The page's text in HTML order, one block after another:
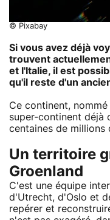
© Pixabay
Si vous avez déjà
trouvent
et l'Italie, il est
qu'il reste d'un
Ce continent,
super-continent déjà
centaines de millions
Un territoire
Groenland
C'est une équipe
d'Utrecht, d'Oslo et
repérer et